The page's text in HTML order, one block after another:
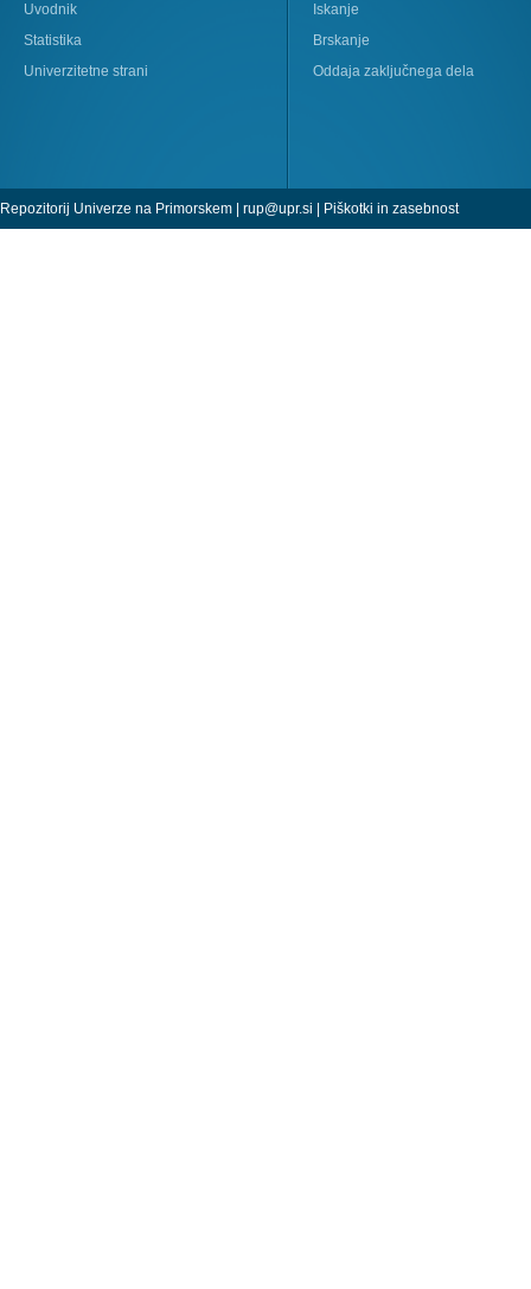
Uvodnik
Statistika
Univerzitetne strani
Iskanje
Brskanje
Oddaja zaključnega dela
Repozitorij Univerze na Primorskem | rup@upr.si | Piškotki in zasebnost